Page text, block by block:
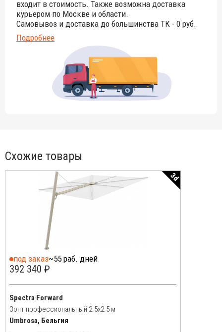
входит в стоимость. Также возможна доставка
курьером по Москве и области.
Самовывоз и доставка до большинства ТК - 0 руб.
Подробнее
Схожие товары
3d
под заказ~55 раб. дней
392 340 ₽
Spectra Forward
Зонт профессиональный 2.5х2.5 м
Umbrosa, Бельгия